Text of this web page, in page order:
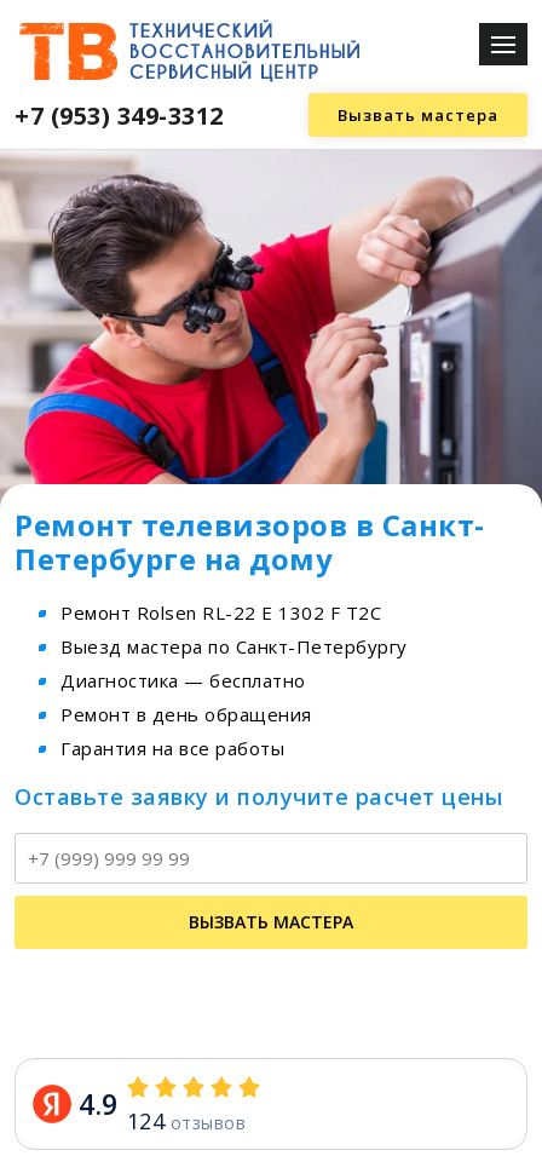
+7 (953) 349-3312 Вызвать мастера
Ремонт телевизоров в Санкт-
Петербурге на дому
Ремонт Rolsen RL-22 E 1302 F T2C
Выезд мастера по Санкт-Петербургу
Диагностика — бесплатно
Ремонт в день обращения
Гарантия на все работы
Оставьте заявку и получите расчет цены
ВЫЗВАТЬ МАСТЕРА
4.9 124отзывов